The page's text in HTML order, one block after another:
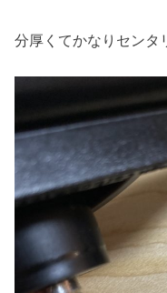
分厚くてかなりセンタ